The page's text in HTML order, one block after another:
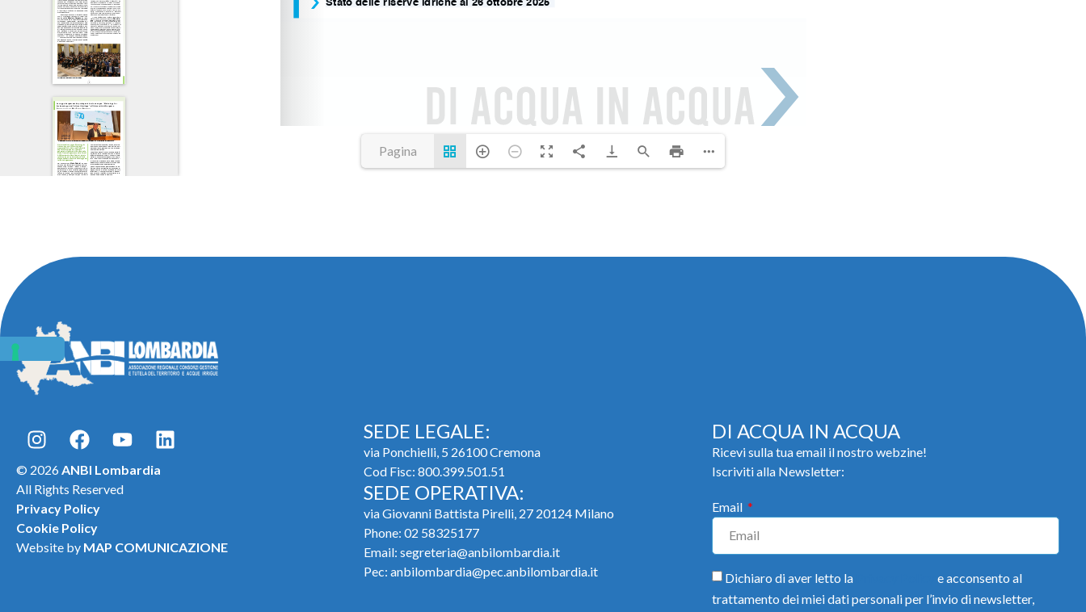
Pagina
© 2026 ANBI Lombardia
All Rights Reserved
Privacy Policy
Cookie Policy
Website by MAP COMUNICAZIONE
SEDE LEGALE:
via Ponchielli, 5 26100 Cremona
Cod Fisc: 800.399.501.51
SEDE OPERATIVA:
via Giovanni Battista Pirelli, 27 20124 Milano
Phone:02 58325177
Email:segreteria@anbilombardia.it
Pec:anbilombardia@pec.anbilombardia.it
DI ACQUA IN ACQUA
Ricevi sulla tua email il nostro webzine!
Iscriviti alla Newsletter:
Email
Dichiaro di aver letto la
e acconsento al
trattamento dei miei dati personali per l’invio di newsletter,